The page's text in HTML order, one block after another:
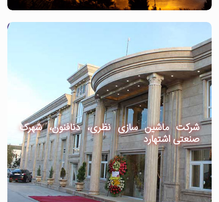
شرکت ماشین سازی نظری، دنافنون، شهرک
صنعتی اشتهارد